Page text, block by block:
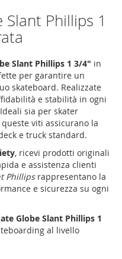
Phillips 1
Slant Phillips 1 3/4" in
per garantire un
skateboard. Realizzate
e stabilità in ogni
sia per skater
viti assicurano la
e truck standard.
, ricevi prodotti originali
e assistenza clienti
Phillipsrappresentano la
e sicurezza su ogni
Globe Slant Phillips 1
al livello